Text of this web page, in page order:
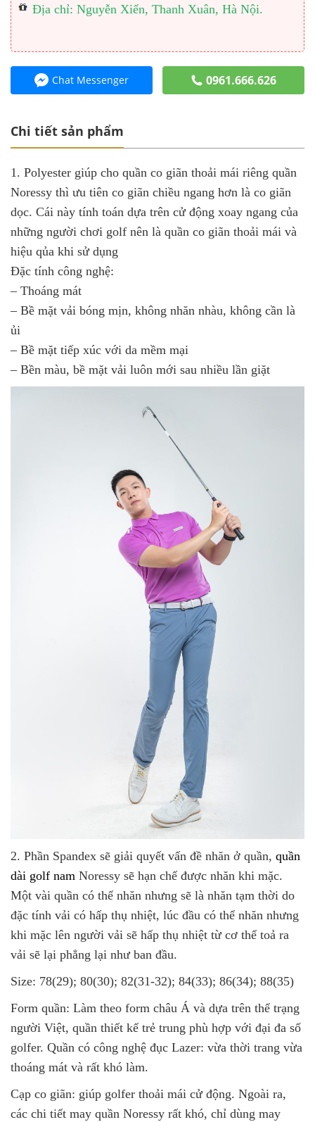
Địa chỉ: Nguyễn Xiển, Thanh Xuân, Hà Nội.
Chat Messenger 0961.666.626
Chi tiết sản phẩm
1. Polyester giúp cho quần co giãn thoải mái riêng quần
Noressy thì ưu tiên co giãn chiều ngang hơn là co giãn
dọc. Cái này tính toán dựa trên cử động xoay ngang của
những người chơi golf nên là quần co giãn thoải mái và
hiệu qủa khi sử dụng
Đặc tính công nghệ:
– Thoáng mát
– Bề mặt vải bóng mịn, không nhăn nhàu, không cần là
ủi
– Bề mặt tiếp xúc với da mềm mại
– Bền màu, bề mặt vải luôn mới sau nhiều lần giặt
2. Phần Spandex sẽ giải quyết vấn đề nhăn ở quần, quần
dài golf nam Noressy sẽ hạn chế được nhăn khi mặc.
Một vài quần có thể nhăn nhưng sẽ là nhăn tạm thời do
đặc tính vải có hấp thụ nhiệt, lúc đầu có thể nhăn nhưng
khi mặc lên người vải sẽ hấp thụ nhiệt từ cơ thể toả ra
vải sẽ lại phẳng lại như ban đầu.
Size: 78(29); 80(30); 82(31-32); 84(33); 86(34); 88(35)
Form quần: Làm theo form châu Á và dựa trên thể trạng
người Việt, quần thiết kế trẻ trung phù hợp với đại đa số
golfer. Quần có công nghệ đục Lazer: vừa thời trang vừa
thoáng mát và rất khó làm.
Cạp co giãn: giúp golfer thoải mái cử động. Ngoài ra,
các chi tiết may quần Noressy rất khó, chỉ dùng may